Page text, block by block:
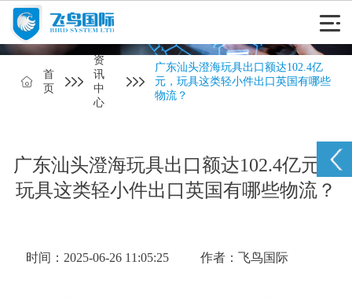
首
页
资
讯
中
心
广东汕头澄海玩具出口额达102.4亿
元，玩具这类轻小件出口英国有哪些
物流？
广东汕头澄海玩具出口额达102.4亿元，
玩具这类轻小件出口英国有哪些物流？
时间：2025-06-26 11:05:25 作者：飞鸟国际